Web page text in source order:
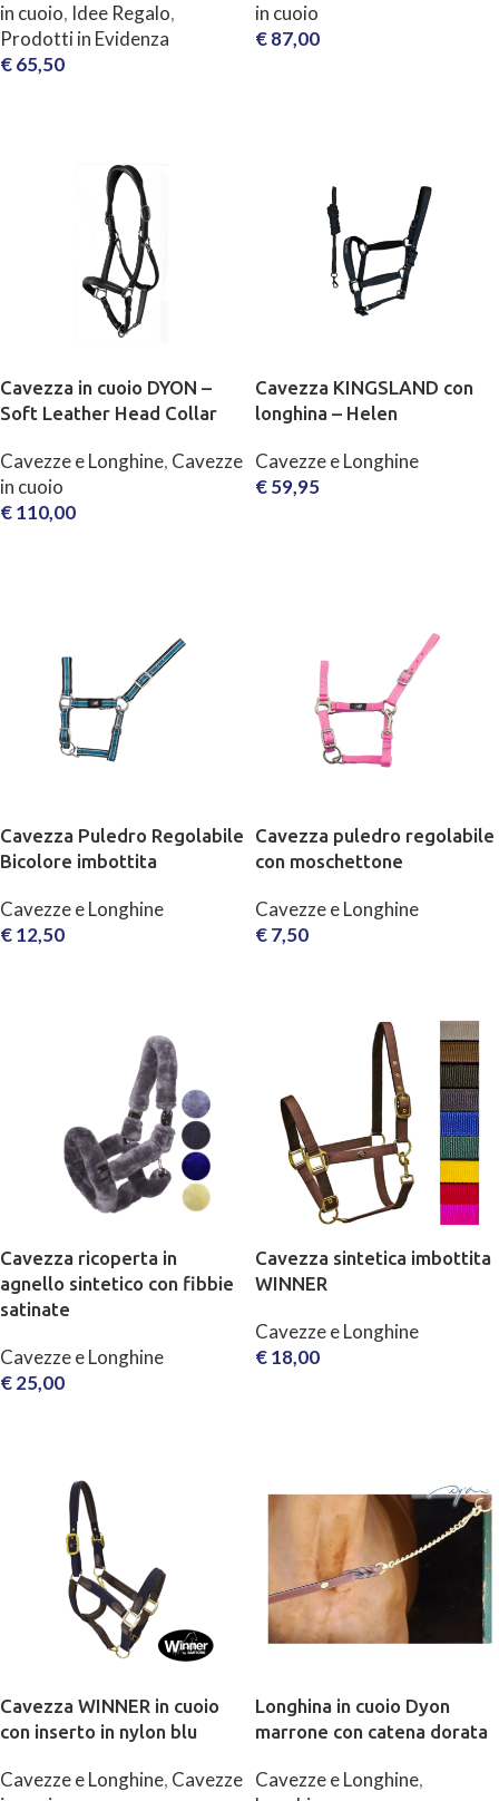
in cuoio, Idee Regalo,
Prodotti in Evidenza
€65,50
in cuoio
€87,00
Cavezza in cuoio DYON –
Soft Leather Head Collar
Cavezze e Longhine, Cavezze
in cuoio
€110,00
Cavezza KINGSLAND con
longhina – Helen
Cavezze e Longhine
€59,95
Cavezza Puledro Regolabile
Bicolore imbottita
Cavezze e Longhine
€12,50
Cavezza puledro regolabile
con moschettone
Cavezze e Longhine
€7,50
Cavezza ricoperta in
agnello sintetico con fibbie
satinate
Cavezze e Longhine
€25,00
Cavezza sintetica imbottita
WINNER
Cavezze e Longhine
€18,00
Cavezza WINNER in cuoio
con inserto in nylon blu
Cavezze e Longhine, Cavezze
Longhina in cuoio Dyon
marrone con catena dorata
Cavezze e Longhine,